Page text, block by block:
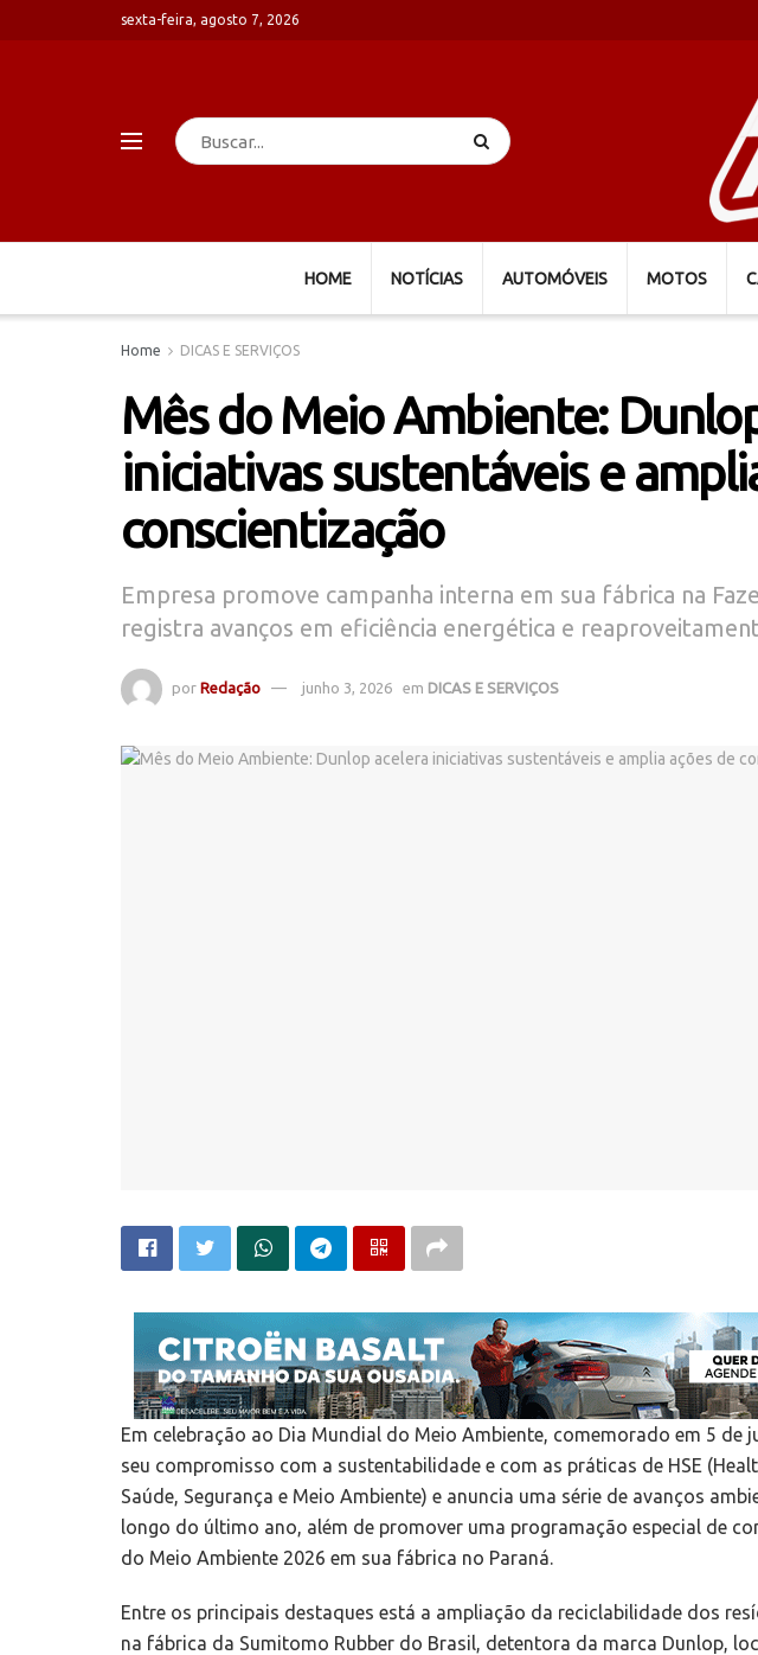
sexta-feira, agosto 7, 2026
HOME NOTÍCIAS AUTOMÓVEIS MOTOS
Home DICAS E SERVIÇOS
Mês do Meio Ambiente:
iniciativas sustentáveis e
conscientização
Empresa promove campanha interna em sua fábrica na
registra avanços em eficiência energética e
por Redação junho 3, 2026 em DICAS E SERVIÇOS
Em celebração ao Dia Mundial do Meio Ambiente, comemorado em 5 de
seu compromisso com a sustentabilidade e com as práticas de HSE
Saúde, Segurança e Meio Ambiente) e anuncia uma série de avanços
longo do último ano, além de promover uma programação especial de
do Meio Ambiente 2026 em sua fábrica no Paraná.
Entre os principais destaques está a ampliação da reciclabilidade dos
na fábrica da Sumitomo Rubber do Brasil, detentora da marca Dunlop,